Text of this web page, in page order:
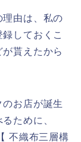
理由は、私の
しておくこ
貰えたから
お店が誕生
ために、
不織布三層構